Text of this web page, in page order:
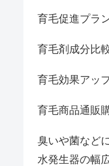
育毛促進プラ
育毛剤成分比
育毛効果アッ
育毛商品通販
臭いや菌など
水発生器の幅